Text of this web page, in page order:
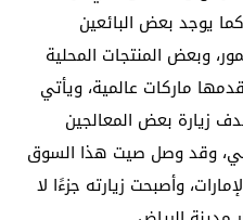
يوجد بعض البائعين
وبعض المنتجات المحلية
ماركات عالمية، ويأتي
زيارة بعض المعالجين
وقد وصل صيت هذا السوق
وأصبحت زيارته جزءًا لا